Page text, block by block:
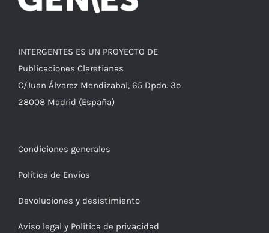
INTERGENTES ES UN PROYECTO DE
Publicaciones Claretianas
C/Juan Álvarez Mendizabal, 65 Dpdo. 3º
28008 Madrid (España)
Condiciones generales
Política de Envíos
Devoluciones y desistimiento
Aviso legal y Política de privacidad